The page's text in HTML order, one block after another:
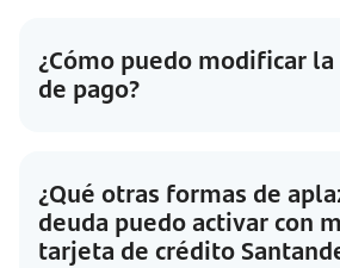
¿Cómo puedo modificar
de pago?
¿Qué otras formas de
deuda puedo activar con
tarjeta de crédito